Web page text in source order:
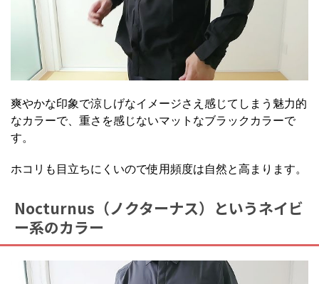
爽やかな印象で涼しげなイメージさえ感じてしまう魅力的
なカラーで、重さを感じないマットなブラックカラーで
す。
ホコリも目立ちにくいので使用頻度は自然と高まります。
Nocturnus（ノクターナス）というネイビ
ー系のカラー